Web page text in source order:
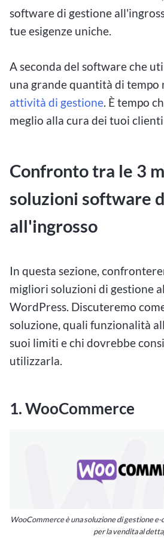
software di gestione
tue esigenze uniche.
A seconda del software che
una grande quantità di tempo
attività di gestione. È tempo
meglio alla cura dei tuoi
Confronto tra le 3
soluzioni software
all'ingrosso
In questa sezione,
migliori soluzioni di gestione
WordPress. Discuteremo
soluzione, quali funzionalità
suoi limiti e chi dovrebbe
utilizzarla.
1. WooCommerce
WooCommerce è una soluzione di gestione
per la vendita al